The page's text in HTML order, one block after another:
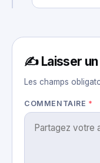
✍️ Laisser
Les champs
COMMENTAIRE *